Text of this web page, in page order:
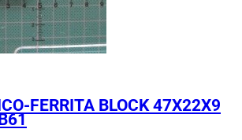
FERRITA BLOCK 47X22X9